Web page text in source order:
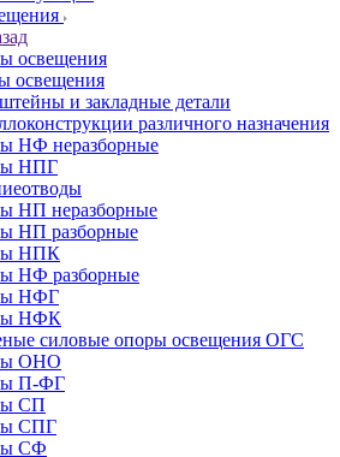
освещения
освещения
и закладные детали
различного назначения
НФ неразборные
НПГ
НП неразборные
НП разборные
НПК
НФ разборные
НФГ
НФК
силовые опоры освещения ОГС
ОНО
П-ФГ
СП
СПГ
СФ